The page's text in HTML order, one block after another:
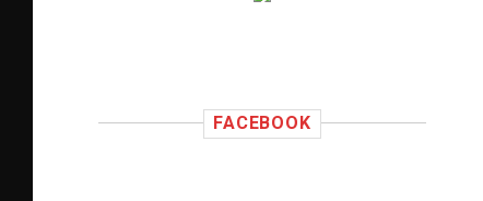
FACEBOOK